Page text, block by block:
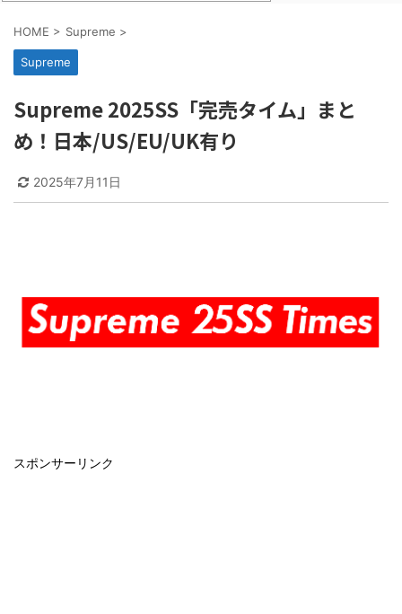
HOME > Supreme >
Supreme
Supreme 2025SS「完売タイム」まと
め！日本/US/EU/UK有り
2025年7月11日
スポンサーリンク